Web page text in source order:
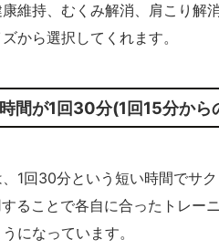
維持、むくみ解消、肩こり
から選択してくれます。
間が1回30分(1回15分から
1回30分という短い時間でサ
ることで各自に合ったトレー
うになっています。